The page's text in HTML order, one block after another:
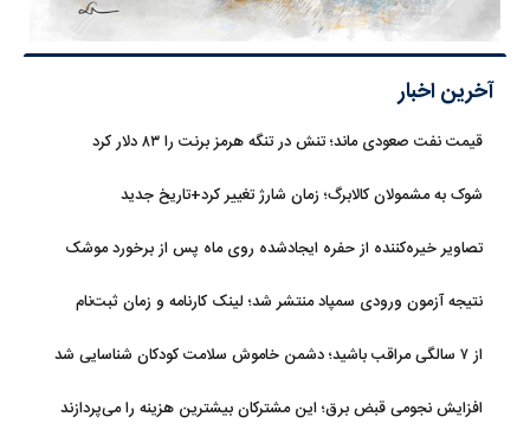
آخرین اخبار
قیمت نفت صعودی ماند؛ تنش در تنگه هرمز برنت را ۸۳ دلار کرد
شوک به مشمولان کالابرگ؛ زمان شارژ تغییر کرد+تاریخ جدید
تصاویر خیره‌کننده از حفره ایجادشده روی ماه پس از برخورد موشک
فالکون ۹
نتیجه آزمون ورودی سمپاد منتشر شد؛ لینک کارنامه و زمان ثبت‌نام
از ۷ سالگی مراقب باشید؛ دشمن خاموش سلامت کودکان شناسایی شد
افزایش نجومی قبض برق؛ این مشترکان بیشترین هزینه را می‌پردازند